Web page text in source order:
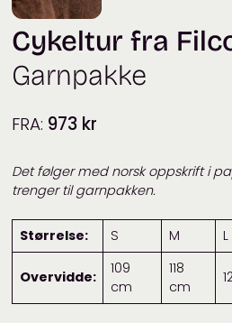
Cykeltur fra
Garnpakke
FRA: 973 kr
Det følger med norsk oppskrift i
trenger til garnpakken.
Størrelse: S M L
Overvidde:
109
cm
118
cm